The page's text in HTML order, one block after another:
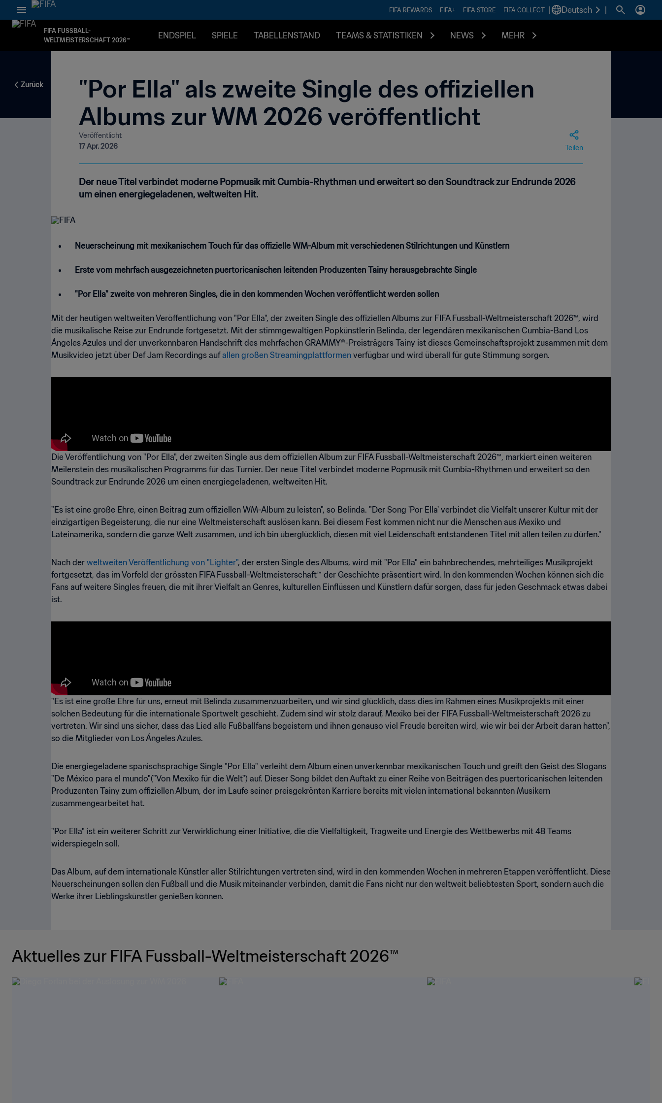
FIFA REWARDS FIFA+ FIFA STORE FIFA COLLECT Deutsch
FIFA FUSSBALL-
WELTMEISTERSCHAFT 2026™
ENDSPIEL SPIELE TABELLENSTAND TEAMS & STATISTIKEN NEWS MEHR
Zurück
"Por Ella" als zweite Single des offiziellen
Albums zur WM 2026 veröffentlicht
Veröffentlicht
17 Apr. 2026
Teilen
Der neue Titel verbindet moderne Popmusik mit Cumbia-Rhythmen und erweitert so den Soundtrack zur Endrunde 2026
um einen energiegeladenen, weltweiten Hit.
Neuerscheinung mit mexikanischem Touch für das offizielle WM-Album mit verschiedenen Stilrichtungen und Künstlern
Erste vom mehrfach ausgezeichneten puertoricanischen leitenden Produzenten Tainy herausgebrachte Single
"Por Ella" zweite von mehreren Singles, die in den kommenden Wochen veröffentlicht werden sollen
Mit der heutigen weltweiten Veröffentlichung von "Por Ella", der zweiten Single des offiziellen Albums zur FIFA Fussball-Weltmeisterschaft 2026™, wird
die musikalische Reise zur Endrunde fortgesetzt. Mit der stimmgewaltigen Popkünstlerin Belinda, der legendären mexikanischen Cumbia-Band Los
Ángeles Azules und der unverkennbaren Handschrift des mehrfachen GRAMMY®-Preisträgers Tainy ist dieses Gemeinschaftsprojekt zusammen mit dem
Musikvideo jetzt über Def Jam Recordings aufallen großen Streamingplattformen verfügbar und wird überall für gute Stimmung sorgen.
Die Veröffentlichung von "Por Ella", der zweiten Single aus dem offiziellen Album zur FIFA Fussball-Weltmeisterschaft 2026™, markiert einen weiteren
Meilenstein des musikalischen Programms für das Turnier. Der neue Titel verbindet moderne Popmusik mit Cumbia-Rhythmen und erweitert so den
Soundtrack zur Endrunde 2026 um einen energiegeladenen, weltweiten Hit.
"Es ist eine große Ehre, einen Beitrag zum offiziellen WM-Album zu leisten", so Belinda. "Der Song 'Por Ella' verbindet die Vielfalt unserer Kultur mit der
einzigartigen Begeisterung, die nur eine Weltmeisterschaft auslösen kann. Bei diesem Fest kommen nicht nur die Menschen aus Mexiko und
Lateinamerika, sondern die ganze Welt zusammen, und ich bin überglücklich, diesen mit viel Leidenschaft entstandenen Titel mit allen teilen zu dürfen."
Nach der weltweiten Veröffentlichung von "Lighter", der ersten Single des Albums, wird mit "Por Ella" ein bahnbrechendes, mehrteiliges Musikprojekt
fortgesetzt, das im Vorfeld der grössten FIFA Fussball-Weltmeisterschaft™ der Geschichte präsentiert wird. In den kommenden Wochen können sich die
Fans auf weitere Singles freuen, die mit ihrer Vielfalt an Genres, kulturellen Einflüssen und Künstlern dafür sorgen, dass für jeden Geschmack etwas dabei
ist.
"Es ist eine große Ehre für uns, erneut mit Belinda zusammenzuarbeiten, und wir sind glücklich, dass dies im Rahmen eines Musikprojekts mit einer
solchen Bedeutung für die internationale Sportwelt geschieht. Zudem sind wir stolz darauf, Mexiko bei der FIFA Fussball-Weltmeisterschaft 2026 zu
vertreten. Wir sind uns sicher, dass das Lied alle Fußballfans begeistern und ihnen genauso viel Freude bereiten wird, wie wir bei der Arbeit daran hatten",
so die Mitglieder von Los Ángeles Azules.
Die energiegeladene spanischsprachige Single "Por Ella" verleiht dem Album einen unverkennbar mexikanischen Touch und greift den Geist des Slogans
"De México para el mundo"("Von Mexiko für die Welt") auf. Dieser Song bildet den Auftakt zu einer Reihe von Beiträgen des puertoricanischen leitenden
Produzenten Tainy zum offiziellen Album, der im Laufe seiner preisgekrönten Karriere bereits mit vielen international bekannten Musikern
zusammengearbeitet hat.
"Por Ella" ist ein weiterer Schritt zur Verwirklichung einer Initiative, die die Vielfältigkeit, Tragweite und Energie des Wettbewerbs mit 48 Teams
widerspiegeln soll.
Das Album, auf dem internationale Künstler aller Stilrichtungen vertreten sind, wird in den kommenden Wochen in mehreren Etappen veröffentlicht. Diese
Neuerscheinungen sollen den Fußball und die Musik miteinander verbinden, damit die Fans nicht nur den weltweit beliebtesten Sport, sondern auch die
Werke ihrer Lieblingskünstler genießen können.
Aktuelles zur FIFA Fussball-Weltmeisterschaft 2026™